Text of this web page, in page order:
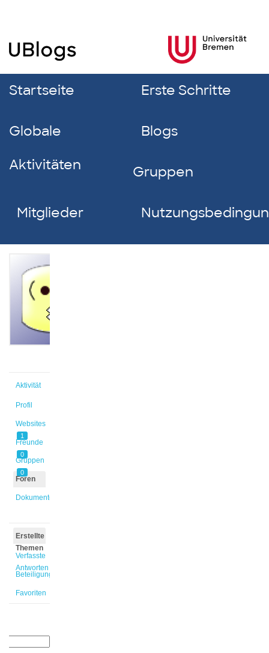
Startseite Erste Schritte
Globale
Aktivitäten
Blogs
Gruppen
Mitglieder
Aktivität
Profil
Websites
1
Freunde
0
Gruppen
0
Foren
Dokumente
Erstellte
Themen
Verfasste
Antworten
Beteiligungen
Favoriten